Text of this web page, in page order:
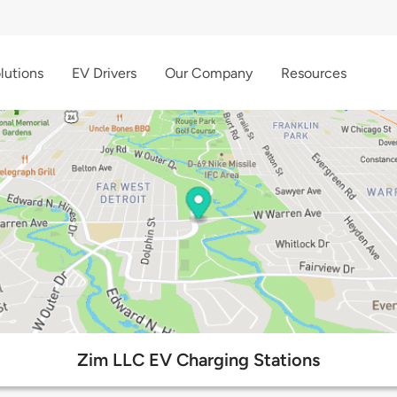
EV Drivers Our Company Resources
Zim LLC EV Charging Stations